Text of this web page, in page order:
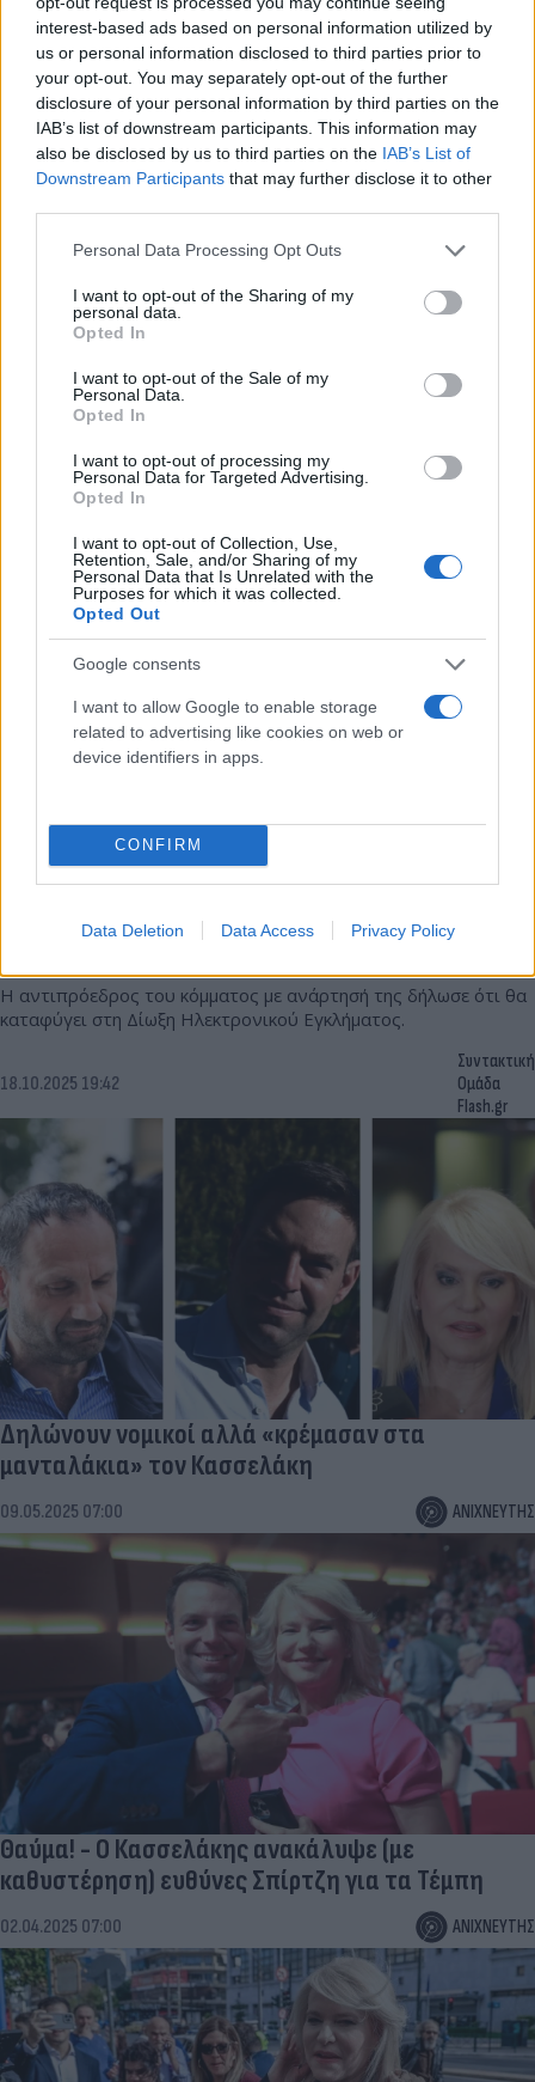
interest-based ads based on personal information utilized by
us or personal information disclosed to third parties prior to
your opt-out. You may separately opt-out of the further
disclosure of your personal information by third parties on the
IAB’s list of downstream participants. This information may
also be disclosed by us to third parties on the IAB’s List of
Downstream Participants that may further disclose it to other
Please note that this website/app uses one or more Google
not limited to your visit or usage behaviour. You may click to
grant or deny consent to Google and its third-party tags to
use your data for below specified purposes in below Google
consent section.
Personal Data Processing Opt Outs
I want to opt-out of the Sharing of my
personal data.
Opted In
I want to opt-out of the Sale of my
Personal Data.
Opted In
I want to opt-out of processing my
Personal Data for Targeted Advertising.
Opted In
I want to opt-out of Collection, Use,
Retention, Sale, and/or Sharing of my
Personal Data that Is Unrelated with the
Purposes for which it was collected.
Opted Out
Google consents
I want to allow Google to enable storage
related to advertising like cookies on web or
device identifiers in apps.
CONFIRM
Data Deletion Data Access Privacy Policy
21.01.2026 10:57
Flash.gr
Τηλεοπτικό «μπλακ άουτ»: Σύγκρουση Τζάκρη -
Λαζαρίδη για Καρυστιανού και αποχώρηση on air
Η αναφορά σε «αλητεία», η σφοδρή αντίδραση του βουλευτή
της ΝΔ και το πολιτικό θερμόμετρο που χτύπησε κόκκινο στη
συζήτηση για το «κόμμα Καρυστιανού».
10.01.2026 12:45
Flash.gr
«Μύλος» στο Κίνημα Δημοκρατίας: Οι διάλογοι
Κασσελάκη-Τζάκρη που βγήκαν στη φόρα και η
Η αντιπρόεδρος του κόμματος με ανάρτησή της δήλωσε ότι θα
καταφύγει στη Δίωξη Ηλεκτρονικού Εγκλήματος.
18.10.2025 19:42
Συντακτική
Ομάδα
Flash.gr
Δηλώνουν νομικοί αλλά «κρέμασαν στα
μανταλάκια» τον Κασσελάκη
09.05.2025 07:00 ΑΝΙΧΝΕΥΤΗΣ
Θαύμα! - Ο Κασσελάκης ανακάλυψε (με
καθυστέρηση) ευθύνες Σπίρτζη για τα Τέμπη
02.04.2025 07:00 ΑΝΙΧΝΕΥΤΗΣ